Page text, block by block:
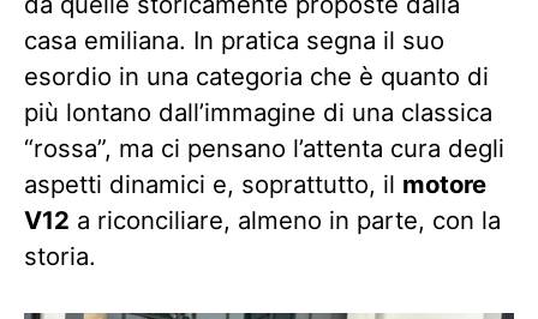
casa emiliana. In pratica segna il suo
esordio in una categoria che è quanto di
più lontano dall’immagine di una classica
“rossa”, ma ci pensano l’attenta cura degli
aspetti dinamici e, soprattutto, il motore
V12 a riconciliare, almeno in parte, con la
storia.